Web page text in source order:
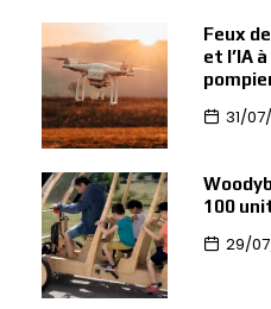
Feux
et l’IA
31/
100
29/